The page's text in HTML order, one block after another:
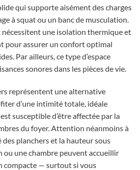
qui supporte aisément des charges
à squat ou un banc de musculation.
une isolation thermique et
pour assurer un confort optimal
Par ailleurs, ce type d’espace
sonores dans les pièces de vie.
représentent une alternative
d’une intimité totale, idéale
susceptible d’être affectée par la
du foyer. Attention néanmoins à
planchers et la hauteur sous
ou une chambre peuvent accueillir
compacte — surtout si vous